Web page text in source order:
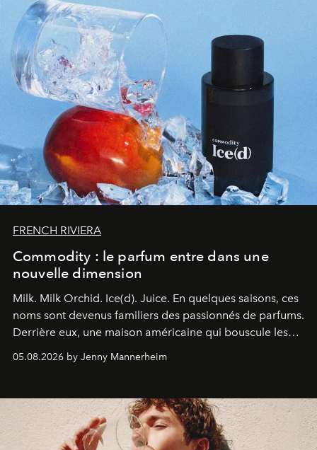
FRENCH RIVIERA
Commodity : le parfum entre dans une
nouvelle dimension
Milk. Milk Orchid. Ice(d). Juice. En quelques saisons, ces
noms sont devenus familiers des passionnés de parfums.
Derrière eux, une maison américaine qui bouscule les
une approche aussi intuitive que personnelle :
05.08.2026 by Jenny Mannerheim